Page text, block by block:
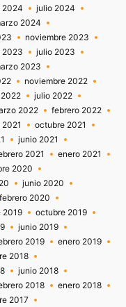
2024
julio 2024
2024
noviembre 2023
2023
julio 2023
2023
noviembre 2022
julio 2022
2022
febrero 2022
octubre 2021
junio 2021
2021
enero 2021
2020
junio 2020
febrero 2020
2019
octubre 2019
junio 2019
2019
enero 2019
2018
junio 2018
2018
enero 2018
2017